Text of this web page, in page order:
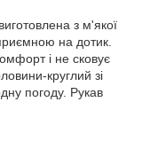
з м'якої
на дотик.
і не сковує
круглий зі
погоду. Рукав